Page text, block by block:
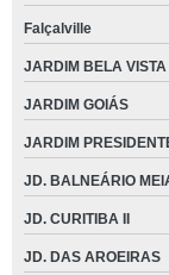
Falçalville
JARDIM BELA VISTA
JARDIM GOIÁS
JARDIM
JD. BALNEÁRIO
JD. CURITIBA II
JD. DAS AROEIRAS